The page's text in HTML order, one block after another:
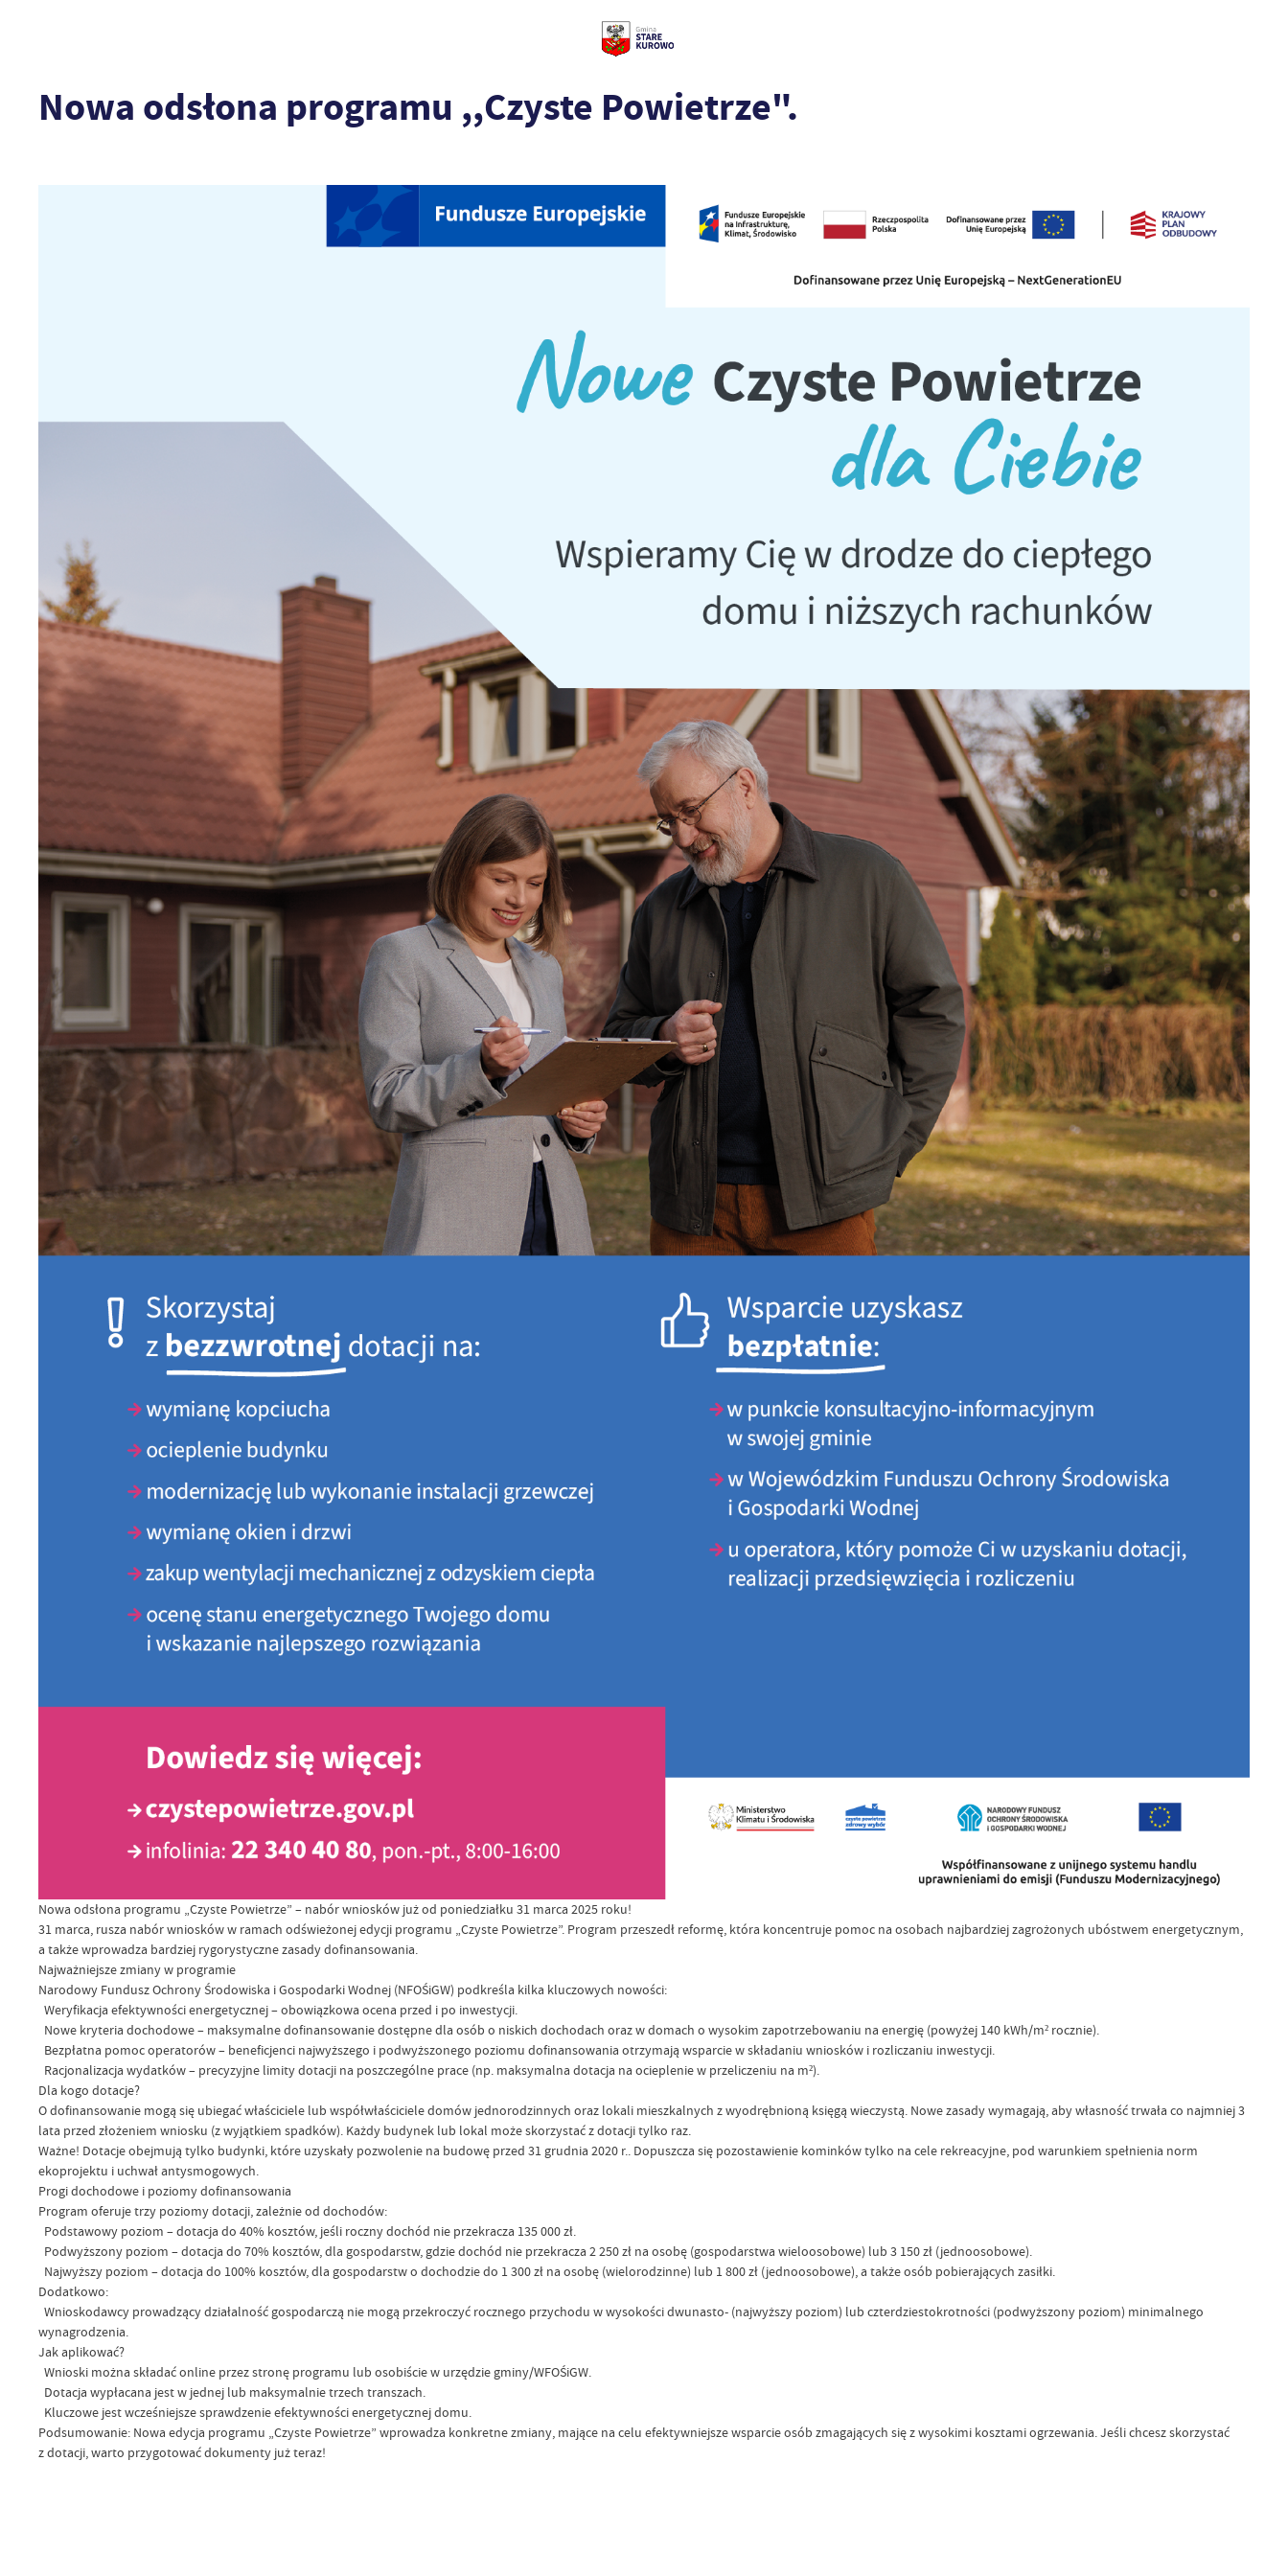
Nowa odsłona programu ,,Czyste Powietrze".
Nowa odsłona programu „Czyste Powietrze” – nabór wniosków już od poniedziałku 31 marca 2025 roku!
31 marca, rusza nabór wniosków w ramach odświeżonej edycji programu „Czyste Powietrze”. Program przeszedł reformę, która koncentruje pomoc na osobach najbardziej zagrożonych ubóstwem energetycznym,
a także wprowadza bardziej rygorystyczne zasady dofinansowania.
Najważniejsze zmiany w programie
Narodowy Fundusz Ochrony Środowiska i Gospodarki Wodnej (NFOŚiGW) podkreśla kilka kluczowych nowości:
Weryfikacja efektywności energetycznej – obowiązkowa ocena przed i po inwestycji.
Nowe kryteria dochodowe – maksymalne dofinansowanie dostępne dla osób o niskich dochodach oraz w domach o wysokim zapotrzebowaniu na energię (powyżej 140 kWh/m² rocznie).
Bezpłatna pomoc operatorów – beneficjenci najwyższego i podwyższonego poziomu dofinansowania otrzymają wsparcie w składaniu wniosków i rozliczaniu inwestycji.
Racjonalizacja wydatków – precyzyjne limity dotacji na poszczególne prace (np. maksymalna dotacja na ocieplenie w przeliczeniu na m²).
Dla kogo dotacje?
O dofinansowanie mogą się ubiegać właściciele lub współwłaściciele domów jednorodzinnych oraz lokali mieszkalnych z wyodrębnioną księgą wieczystą. Nowe zasady wymagają, aby własność trwała co najmniej 3
lata przed złożeniem wniosku (z wyjątkiem spadków). Każdy budynek lub lokal może skorzystać z dotacji tylko raz.
Ważne! Dotacje obejmują tylko budynki, które uzyskały pozwolenie na budowę przed 31 grudnia 2020 r.. Dopuszcza się pozostawienie kominków tylko na cele rekreacyjne, pod warunkiem spełnienia norm
ekoprojektu i uchwał antysmogowych.
Progi dochodowe i poziomy dofinansowania
Program oferuje trzy poziomy dotacji, zależnie od dochodów:
Podstawowy poziom – dotacja do 40% kosztów, jeśli roczny dochód nie przekracza 135 000 zł.
Podwyższony poziom – dotacja do 70% kosztów, dla gospodarstw, gdzie dochód nie przekracza 2 250 zł na osobę (gospodarstwa wieloosobowe) lub 3 150 zł (jednoosobowe).
Najwyższy poziom – dotacja do 100% kosztów, dla gospodarstw o dochodzie do 1 300 zł na osobę (wielorodzinne) lub 1 800 zł (jednoosobowe), a także osób pobierających zasiłki.
Dodatkowo:
Wnioskodawcy prowadzący działalność gospodarczą nie mogą przekroczyć rocznego przychodu w wysokości dwunasto- (najwyższy poziom) lub czterdziestokrotności (podwyższony poziom) minimalnego
wynagrodzenia.
Jak aplikować?
Wnioski można składać online przez stronę programu lub osobiście w urzędzie gminy/WFOŚiGW.
Dotacja wypłacana jest w jednej lub maksymalnie trzech transzach.
Kluczowe jest wcześniejsze sprawdzenie efektywności energetycznej domu.
Podsumowanie: Nowa edycja programu „Czyste Powietrze” wprowadza konkretne zmiany, mające na celu efektywniejsze wsparcie osób zmagających się z wysokimi kosztami ogrzewania. Jeśli chcesz skorzystać
z dotacji, warto przygotować dokumenty już teraz!